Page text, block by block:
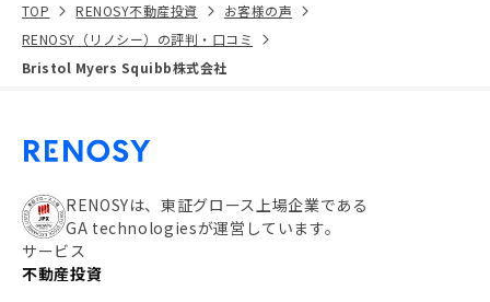
TOP RENOSY不動産投資
お客様の声
RENOSY（リノシー）の評判・口コミ
Bristol Myers Squibb株式会社
RENOSYは、東証グロース上場企業である
GA technologiesが運営しています。
サービス
不動産投資